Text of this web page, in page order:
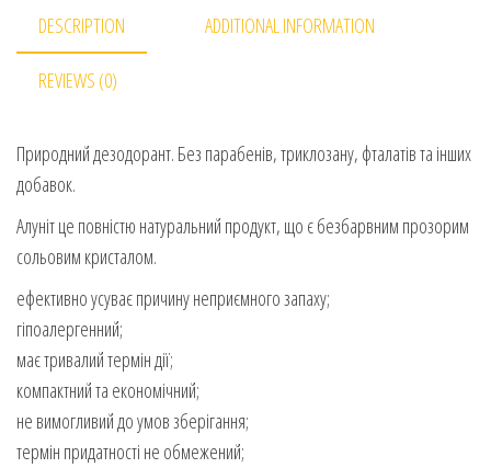
DESCRIPTION ADDITIONAL INFORMATION
REVIEWS (0)
Природний дезодорант. Без парабенів, триклозану, фталатів та інших
добавок.
Алуніт це повністю натуральний продукт, що є безбарвним прозорим
сольовим кристалом.
ефективно усуває причину неприємного запаху;
гіпоалергенний;
має тривалий термін дії;
компактний та економічний;
не вимогливий до умов зберігання;
термін придатності не обмежений;